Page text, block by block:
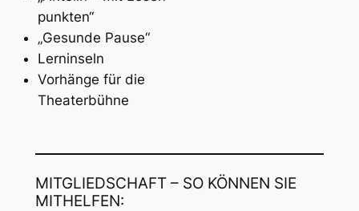
punkten“
„Gesunde Pause“
Lerninseln
Vorhänge für die
Theaterbühne
MITGLIEDSCHAFT – SO KÖNNEN SIE
MITHELFEN: